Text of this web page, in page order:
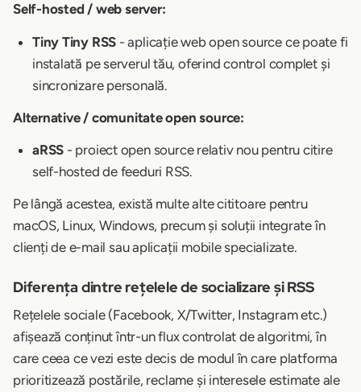
Self-hosted / web server:
Tiny Tiny RSS - aplicație web open source ce poate fi
instalată pe serverul tău, oferind control complet și
sincronizare personală.
Alternative / comunitate open source:
aRSS - proiect open source relativ nou pentru citire
self-hosted de feeduri RSS.
Pe lângă acestea, există multe alte cititoare pentru
macOS, Linux, Windows, precum și soluții integrate în
clienți de e-mail sau aplicații mobile specializate.
Diferența dintre rețelele de socializare și RSS
Rețelele sociale (Facebook, X/Twitter, Instagram etc.)
afișează conținut într-un flux controlat de algoritmi, în
care ceea ce vezi este decis de modul în care platforma
prioritizează postările, reclame și interesele estimate ale